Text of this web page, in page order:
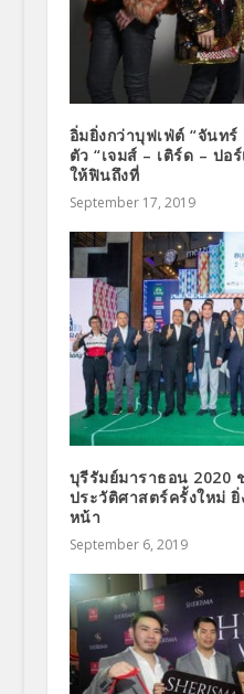
อิ่มยิ่งกว่าบุฟเฟ่ต์ “จันทร์
ตัว “เจมส์ – เติร์ด – ปอ
ให้ฟินถึงที่
September 17, 2019
บุรีรัมย์มาราธอน 2020
ประวัติศาสตร์ครั้งใหม่
หน้า
September 6, 2019